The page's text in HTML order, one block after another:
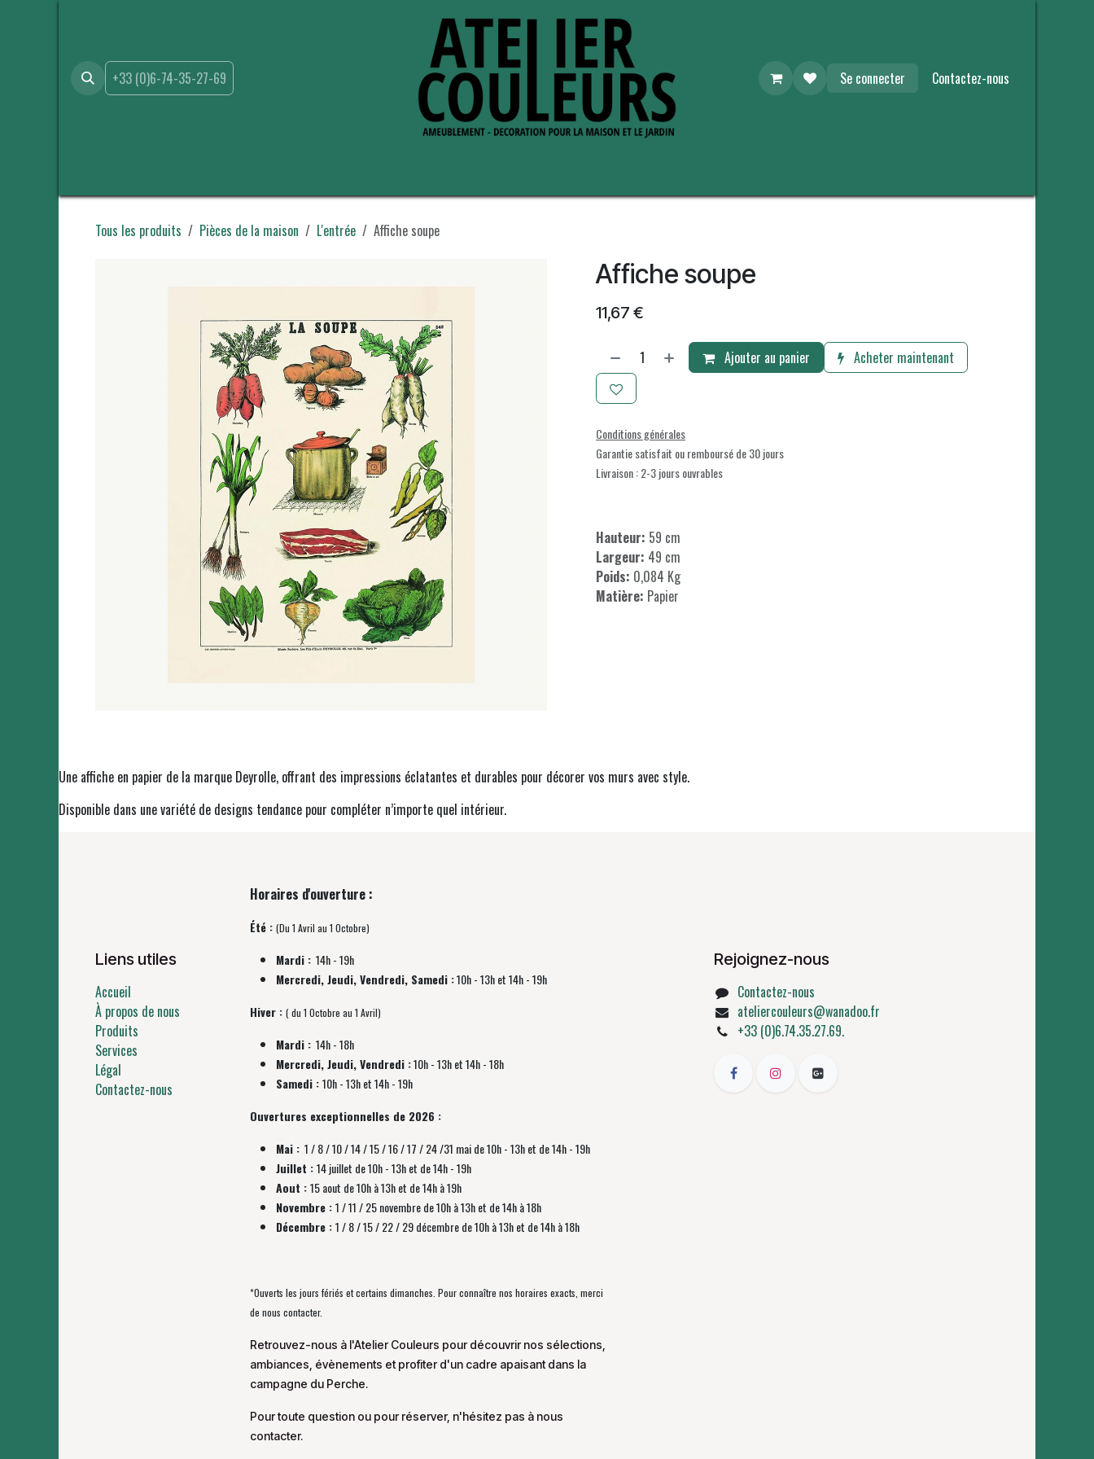
+33 (0)6-74-35-27-69 Se connecter Contactez-nous
Tous les produits Pièces de la maison L'entrée Affiche soupe
Affiche soupe
11,67 €
Ajouter au panier Acheter maintenant
Conditions générales
Garantie satisfait ou remboursé de 30 jours
Livraison : 2-3 jours ouvrables
Hauteur: 59 cm
Largeur: 49 cm
Poids: 0,084 Kg
Matière: Papier
Une affiche en papier de la marque Deyrolle, offrant des impressions éclatantes et durables pour décorer vos murs avec style.
Disponible dans une variété de designs tendance pour compléter n’importe quel intérieur.
Liens utiles
Accueil
À propos de nous
Produits
Services
Légal
Contactez-nous
Horaires d'ouverture :
Été : (Du 1 Avril au 1 Octobre)
Mardi : 14h - 19h
Mercredi, Jeudi, Vendredi, Samedi :10h - 13h et 14h - 19h
Hiver : ( du 1 Octobre au 1 Avril)
Mardi : 14h - 18h
Mercredi, Jeudi, Vendredi :10h - 13h et 14h - 18h
Samedi :10h - 13h et 14h - 19h
Ouvertures exceptionnelles de 2026 :
Mai : 1 / 8 / 10 / 14 / 15 / 16 / 17 / 24 /31 mai de 10h - 13h et de 14h - 19h
Juillet :14 juillet de 10h - 13h et de 14h - 19h
Aout :15 aout de 10h à 13h et de 14h à 19h
Novembre :1 / 11 / 25 novembre de10h à 13h et de 14h à 18h
Décembre :1 / 8 / 15 / 22 / 29 décembrede10h à 13h et de 14h à 18h
*Ouverts les jours fériés et certains dimanches. Pour connaître nos horaires exacts, merci
de nous contacter.
Retrouvez-nous à l'Atelier Couleurs pour découvrir nos sélections,
ambiances, évènements et profiter d'un cadre apaisant dans la
campagne du Perche.
Pour toute question ou pour réserver, n'hésitez pas à nous
contacter.
Rejoignez-nous
Contactez-nous
ateliercouleurs@wanadoo.fr
+33 (0)6.74.35.27.69.